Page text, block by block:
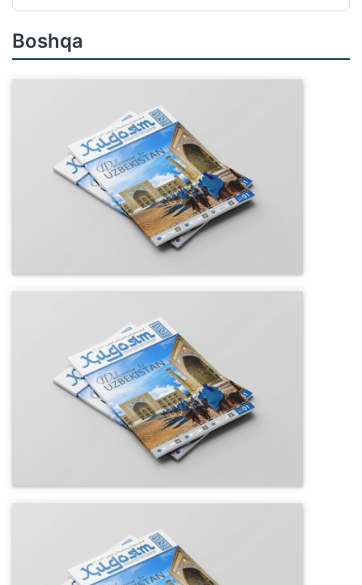
Boshqa